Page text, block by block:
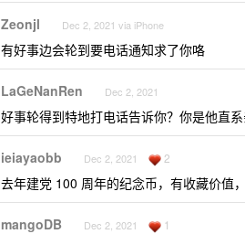
Zeonjl Dec 2, 2021 via iPhone
有好事边会轮到要电话通知求了你咯
LaGeNanRen Dec 2, 2021
好事轮得到特地打电话告诉你？你是他直
ieiayaobb Dec 2, 2021 2
去年建党 100 周年的纪念币，有收藏价值
mangoDB Dec 2, 2021 1